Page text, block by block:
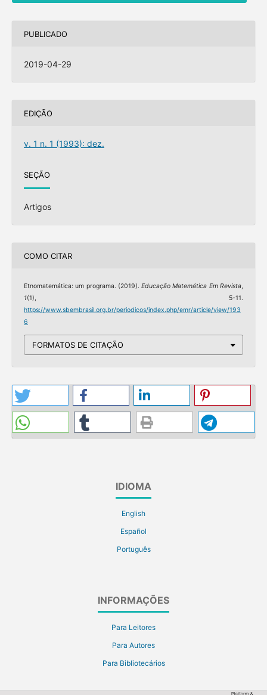
PUBLICADO
2019-04-29
EDIÇÃO
v. 1 n. 1 (1993): dez.
SEÇÃO
Artigos
COMO CITAR
Etnomatemática: um programa. (2019).Educação Matemática Em Revista,
1(1), 5-11.
https://www.sbembrasil.org.br/periodicos/index.php/emr/article/view/193
6
FORMATOS DE CITAÇÃO
IDIOMA
English
Español
Português
INFORMAÇÕES
Para Leitores
Para Autores
Para Bibliotecários